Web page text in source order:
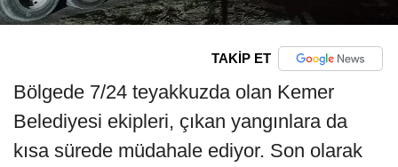
TAKİP ET
Bölgede 7/24 teyakkuzda olan Kemer
Belediyesi ekipleri, çıkan yangınlara da
kısa sürede müdahale ediyor. Son olarak